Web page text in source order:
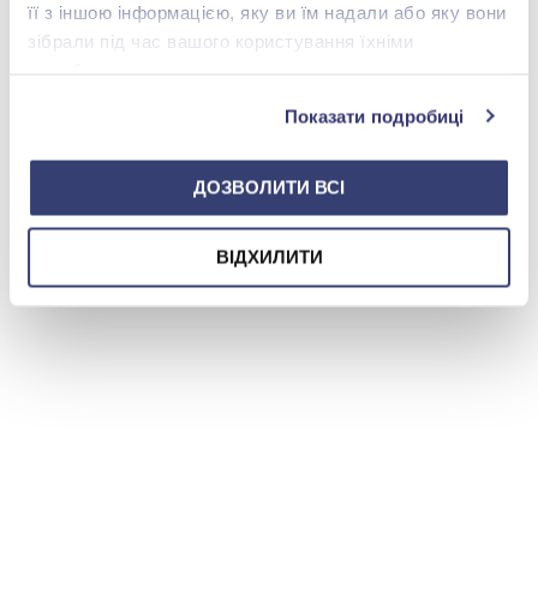
її з іншою інформацією, яку ви їм надали або яку вони
зібрали під час вашого користування їхніми
Показати подробиці
ДОЗВОЛИТИ ВСІ
ВІДХИЛИТИ
shop@zolotakoroleva.ua